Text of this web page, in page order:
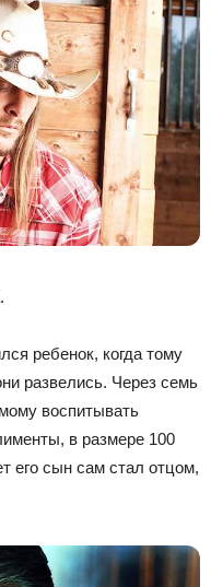
ребенок, когда тому
развелись. Через семь
воспитывать
в размере 100
его сын сам стал отцом,